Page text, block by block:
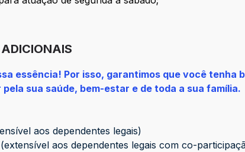
essência! Por isso, garantimos que você
sua saúde, bem-estar e de toda a sua família.
aos dependentes legais)
aos dependentes legais com co-